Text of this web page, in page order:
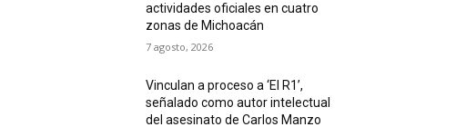
actividades oficiales en cuatro
zonas de Michoacán
7 agosto, 2026
Vinculan a proceso a ‘El R1’,
señalado como autor intelectual
del asesinato de Carlos Manzo